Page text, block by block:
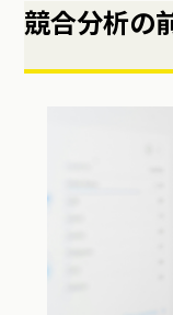
競合分析の